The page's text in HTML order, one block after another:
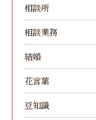
相談所
相談業務
結婚
花言葉
豆知識